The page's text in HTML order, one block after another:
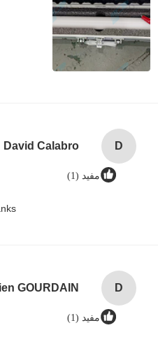
D
David Calabro
مفيد (1)
D
مفيد (1)